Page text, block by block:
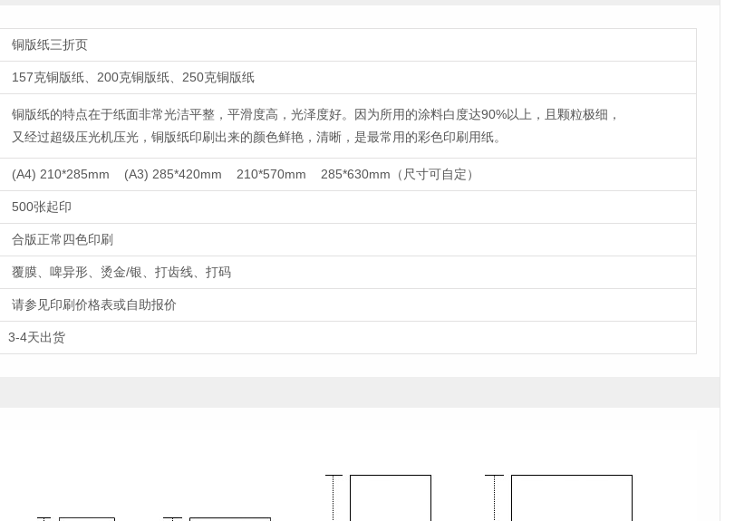
铜版纸三折页
157克铜版纸、200克铜版纸、250克铜版纸
铜版纸的特点在于纸面非常光洁平整，平滑度高，光泽度好。因为所用的涂料白度达90%以上，且颗粒极细，
又经过超级压光机压光，铜版纸印刷出来的颜色鲜艳，清晰，是最常用的彩色印刷用纸。
(A4) 210*285mm (A3) 285*420mm 210*570mm 285*630mm（尺寸可自定）
500张起印
合版正常四色印刷
覆膜、啤异形、烫金/银、打齿线、打码
请参见印刷价格表或自助报价
3-4天出货